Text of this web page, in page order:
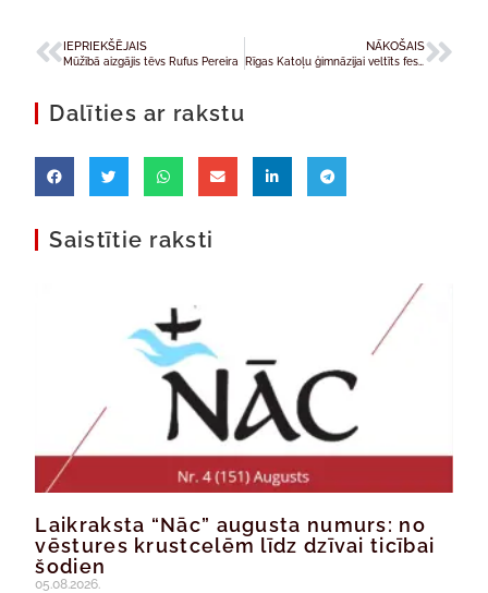
IEPRIEKŠĒJAIS
Mūžībā aizgājis tēvs Rufus Pereira
NĀKOŠAIS
Rīgas Katoļu ģimnāzijai veltīts festivāls Itālijas ziemeļos
Dalīties ar rakstu
Saistītie raksti
Laikraksta “Nāc” augusta numurs: no
vēstures krustcelēm līdz dzīvai ticībai
šodien
05.08.2026.